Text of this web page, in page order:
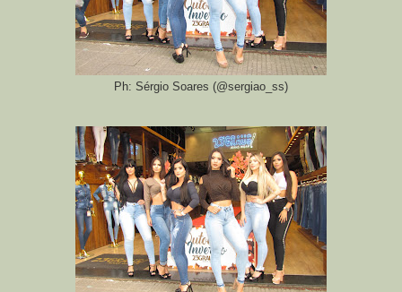
Ph: Sérgio Soares (@sergiao_ss)